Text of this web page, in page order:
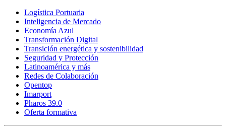
Logística Portuaria
Inteligencia de Mercado
Economía Azul
Transformación Digital
Transición energética y sostenibilidad
Seguridad y Protección
Latinoamérica y más
Redes de Colaboración
Opentop
Imarport
Pharos 39.0
Oferta formativa